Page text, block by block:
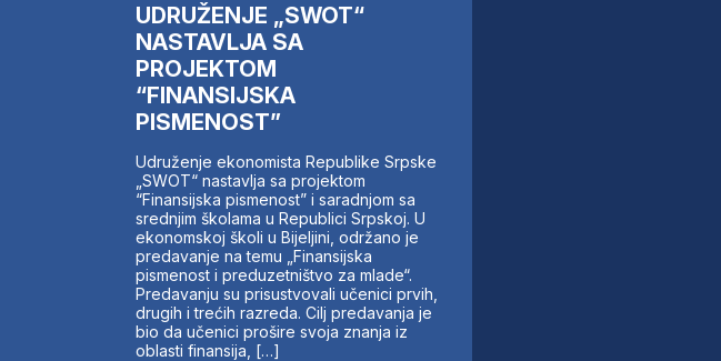
UDRUŽENJE „SWOT“
NASTAVLJA SA
PROJEKTOM
“FINANSIJSKA
PISMENOST”
Udruženje ekonomista Republike Srpske
„SWOT“ nastavlja sa projektom
“Finansijska pismenost” i saradnjom sa
srednjim školama u Republici Srpskoj. U
ekonomskoj školi u Bijeljini, održano je
predavanje na temu „Finansijska
pismenost i preduzetništvo za mlade“.
Predavanju su prisustvovali učenici prvih,
drugih i trećih razreda. Cilj predavanja je
bio da učenici prošire svoja znanja iz
oblasti finansija, […]